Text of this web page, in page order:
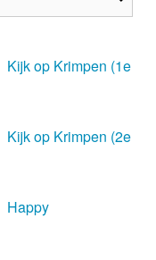
Kijk op Krimpen (1e
Kijk op Krimpen (2e
Happy